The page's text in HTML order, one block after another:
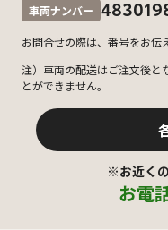
車両ナンバー
お問合せの際は、番号をお伝
注）車両の配送はご注文後と
とができません。
※お近く
お電